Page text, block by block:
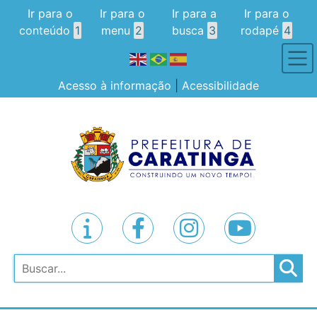
Ir para o
conteúdo 1
Ir para o
menu 2
Ir para a
busca 3
Ir para o
rodapé 4
Acesso à informação Acessibilidade
Pesquisar